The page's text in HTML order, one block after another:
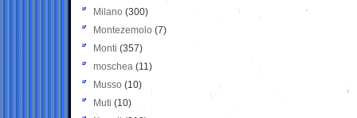
Milano (300)
Montezemolo (7)
Monti (357)
moschea (11)
Musso (10)
Muti (10)